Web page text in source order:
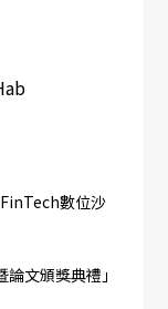
數位沙
文頒獎典禮」